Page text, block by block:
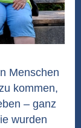
Menschen
kommen,
– ganz
wurden